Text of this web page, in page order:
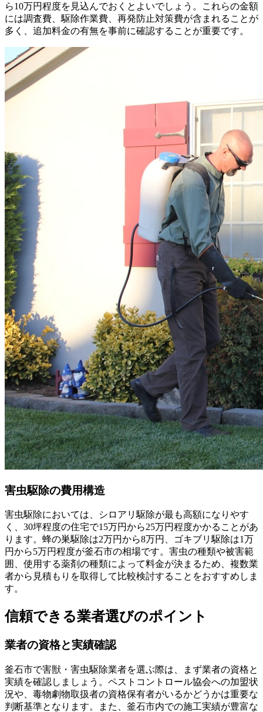
ら10万円程度を見込んでおくとよいでしょう。これらの金額
には調査費、駆除作業費、再発防止対策費が含まれることが
多く、追加料金の有無を事前に確認することが重要です。
害虫駆除の費用構造
害虫駆除においては、シロアリ駆除が最も高額になりやす
く、30坪程度の住宅で15万円から25万円程度かかることがあ
ります。蜂の巣駆除は2万円から8万円、ゴキブリ駆除は1万
円から5万円程度が釜石市の相場です。害虫の種類や被害範
囲、使用する薬剤の種類によって料金が決まるため、複数業
者から見積もりを取得して比較検討することをおすすめしま
す。
信頼できる業者選びのポイント
業者の資格と実績確認
釜石市で害獣・害虫駆除業者を選ぶ際は、まず業者の資格と
実績を確認しましょう。ペストコントロール協会への加盟状
況や、毒物劇物取扱者の資格保有者がいるかどうかは重要な
判断基準となります。また、釜石市内での施工実績が豊富な